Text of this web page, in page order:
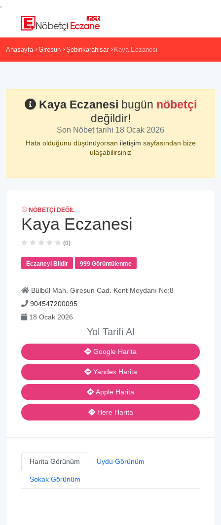
Anasayfa Giresun Şebinkarahisar Kaya Eczanesi
Kaya Eczanesi bugün nöbetçi
değildir!
Son Nöbet tarihi 18 Ocak 2026
Hata olduğunu düşünüyorsan iletişim sayfasından bize
ulaşabilirsiniz
NÖBETÇI DEĞIL
Kaya Eczanesi
(0)
Eczaneyi Bildir 999 Görüntülenme
Bülbül Mah. Giresun Cad. Kent Meydanı No:8
904547200095
18 Ocak 2026
Yol Tarifi Al
Google Harita
Yandex Harita
Apple Harita
Here Harita
Harita Görünüm Uydu Görünüm
Sokak Görünüm